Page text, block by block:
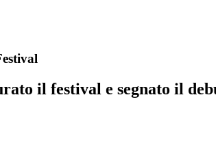
il festival e segnato il